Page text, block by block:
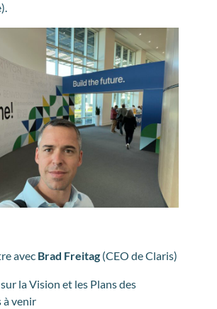
avec Brad Freitag (CEO de Claris)
la Vision et les Plans des
à venir